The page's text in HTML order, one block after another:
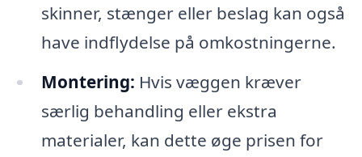
skinner, stænger eller beslag kan også
have indflydelse på omkostningerne.
Montering: Hvis væggen kræver
særlig behandling eller ekstra
materialer, kan dette øge prisen for